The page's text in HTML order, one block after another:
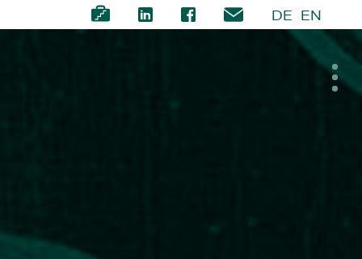
DE EN